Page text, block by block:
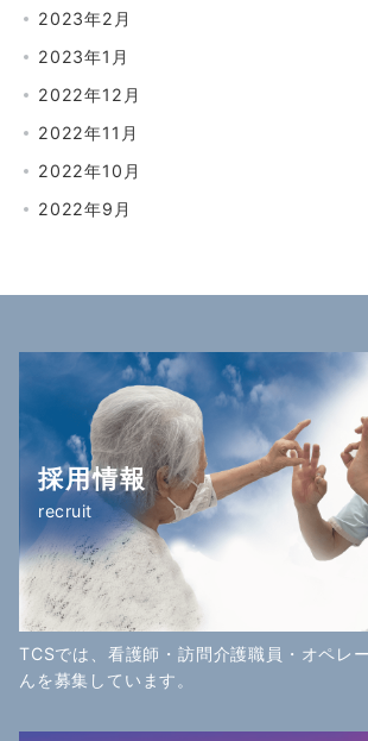
2023年2月
2023年1月
2022年12月
2022年11月
2022年10月
2022年9月
採用情報
recruit
TCSでは、看護師・訪問介護職員・オペレ
んを募集しています。